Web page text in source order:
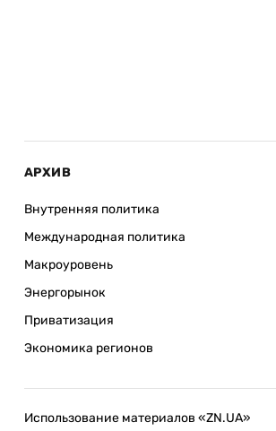
АРХИВ
Внутренняя политика
Международная политика
Макроуровень
Энергорынок
Приватизация
Экономика регионов
Использование материалов «ZN.UA»